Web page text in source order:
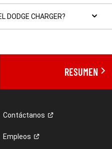
DODGE CHARGER?
RESUMEN
Contáctanos
Empleos